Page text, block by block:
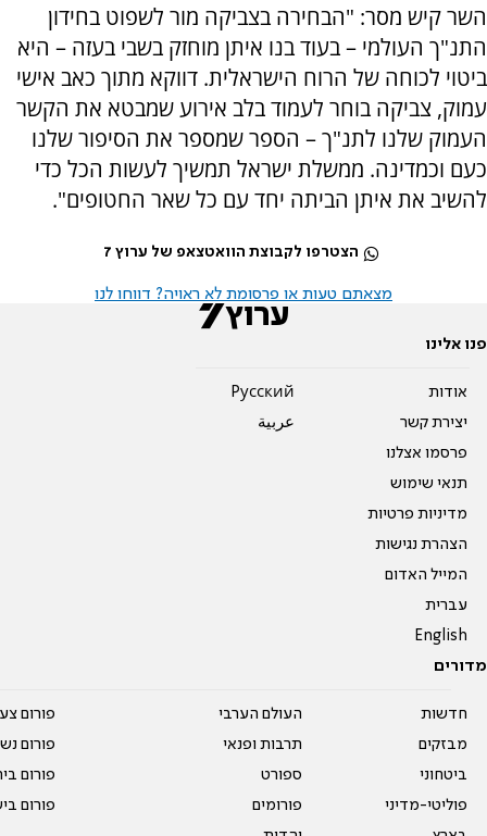
השר קיש מסר: "הבחירה בצביקה מור לשפוט בחידון
התנ"ך העולמי – בעוד בנו איתן מוחזק בשבי בעזה – היא
ביטוי לכוחה של הרוח הישראלית. דווקא מתוך כאב אישי
עמוק, צביקה בוחר לעמוד בלב אירוע שמבטא את הקשר
העמוק שלנו לתנ"ך – הספר שמספר את הסיפור שלנו
כעם וכמדינה. ממשלת ישראל תמשיך לעשות הכל כדי
להשיב את איתן הביתה יחד עם כל שאר החטופים".
הצטרפו לקבוצת הוואטצאפ של ערוץ 7
מצאתם טעות או פרסומת לא ראויה? דווחו לנו
פנו אלינו
אודות
יצירת קשר
פרסמו אצלנו
תנאי שימוש
מדיניות פרטיות
הצהרת נגישות
המייל האדום
עברית
English
Pусский
عربية
מדורים
חדשות
מבזקים
ביטחוני
פוליטי-מדיני
העולם הערבי
תרבות ופנאי
ספורט
פורומים
פורום
פורום
פורום
פורום